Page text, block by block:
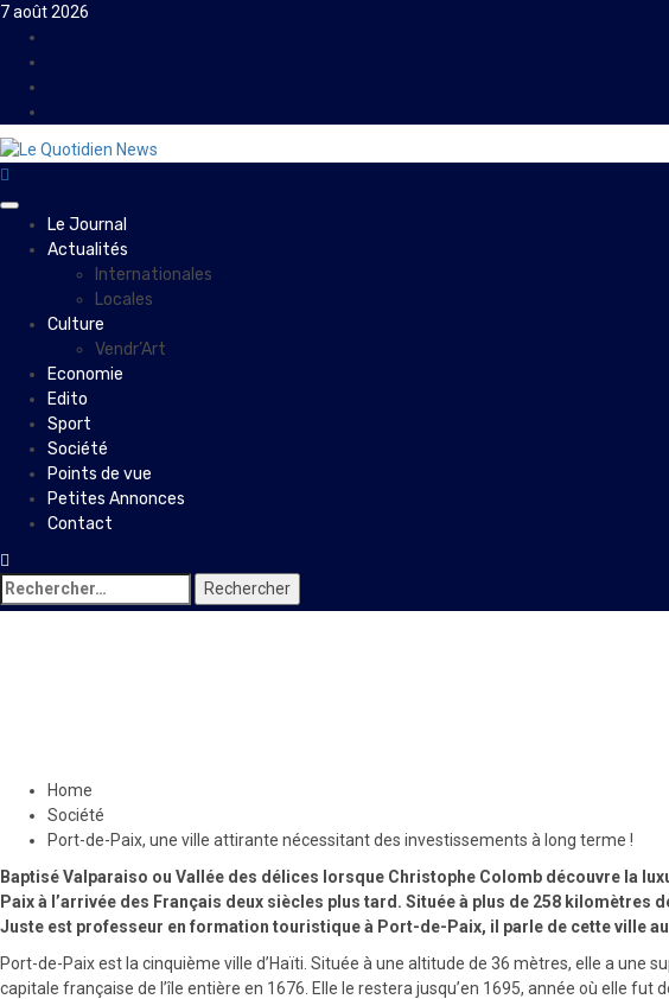
Skip
content
7 août 2026
PrimaryLe Journal
Actualités
Internationales
Locales
Culture
Vendr’Art
Economie
Edito
Sport
Société
Points de vue
Petites Annonces
Contact
Rechercher :
Home
Société
Port-de-Paix, une ville attirante nécessitant des investissements à long terme !
Baptisé Valparaiso ou Vallée des délices lorsque Christophe Colomb découvre la
Paix à l’arrivée des Français deux siècles plus tard. Située à plus de 258 kilomètres
Juste est professeur en formation touristique à Port-de-Paix, il parle de cette ville
Port-de-Paix est la cinquième ville d’Haïti. Située à une altitude de 36 mètres, elle a
capitale française de l’île entière en 1676. Elle le restera jusqu’en 1695, année où elle